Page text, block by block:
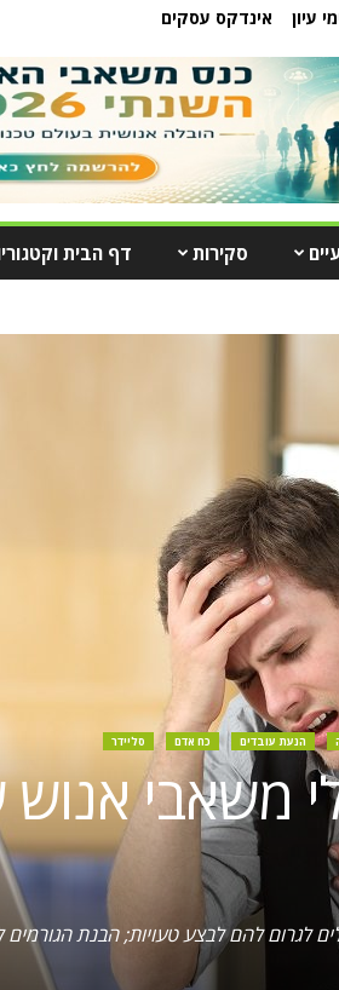
עיון אינדקס עסקים
סקירות דף הבית
הנעת עובדים כח אדם סליידר
משאבי
לגרום להם לבצע טעויות; הבנת הגורמים